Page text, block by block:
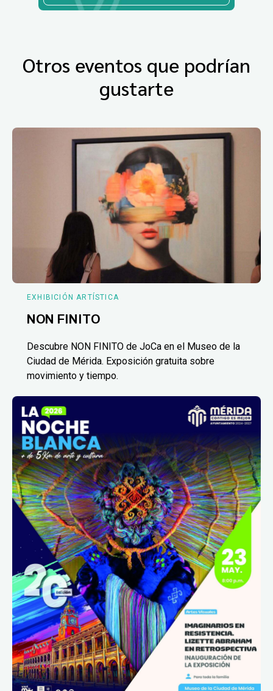
Otros eventos que podrían
gustarte
EXHIBICIÓN ARTÍSTICA
NON FINITO
Descubre NON FINITO de JoCa en el Museo de la
Ciudad de Mérida. Exposición gratuita sobre
movimiento y tiempo.